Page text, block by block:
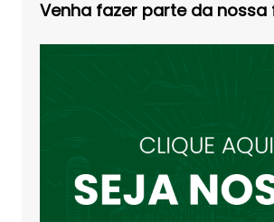
Venha fazer parte da nossa